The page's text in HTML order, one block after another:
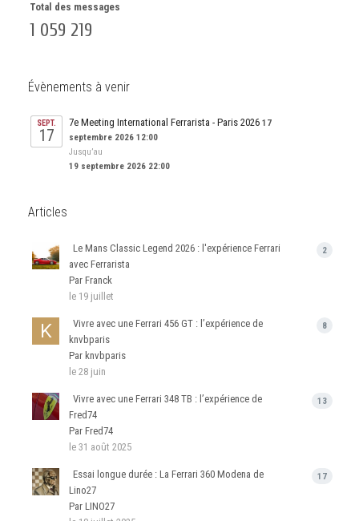
Total des messages
1 059 219
Évènements à venir
SEPT.
17
7e Meeting International Ferrarista - Paris 2026 17
septembre 2026 12:00
Jusqu’au
19 septembre 2026 22:00
Articles
2
Le Mans Classic Legend 2026 : l'expérience Ferrari
avec Ferrarista
Par Franck
le 19 juillet
8
Vivre avec une Ferrari 456 GT : l’expérience de
knvbparis
Par knvbparis
le 28 juin
13
Vivre avec une Ferrari 348 TB : l’expérience de
Fred74
Par Fred74
le 31 août 2025
17
Essai longue durée : La Ferrari 360 Modena de
Lino27
Par LINO27